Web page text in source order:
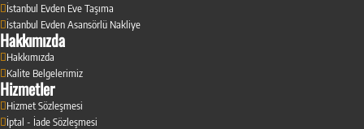
İstanbul Evden Eve Taşıma
İstanbul Evden Asansörlü Nakliye
Hakkımızda
Hakkımızda
Kalite Belgelerimiz
Hizmetler
Hizmet Sözleşmesi
İptal - İade Sözleşmesi